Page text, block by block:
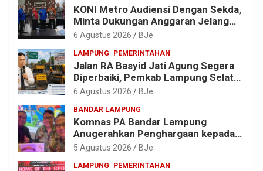
KONI Metro Audiensi Dengan Sekda,
Minta Dukungan Anggaran Jelang
Porprov X Lampung
6 Agustus 2026 BJe
LAMPUNG PEMERINTAHAN
Jalan RA Basyid Jati Agung Segera
Diperbaiki, Pemkab Lampung Selatan
Alokasikan Rp1,13 Miliar
6 Agustus 2026 BJe
BANDAR LAMPUNG
Komnas PA Bandar Lampung
Anugerahkan Penghargaan kepada
Kombes Pol. Alfret Jacob Tilukay
5 Agustus 2026 BJe
LAMPUNG PEMERINTAHAN